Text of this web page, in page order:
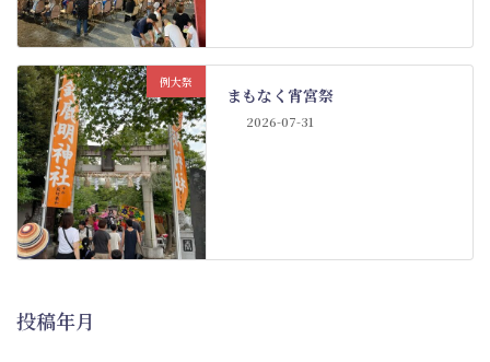
例大祭
まもなく宵宮祭
2026-07-31
投稿年月